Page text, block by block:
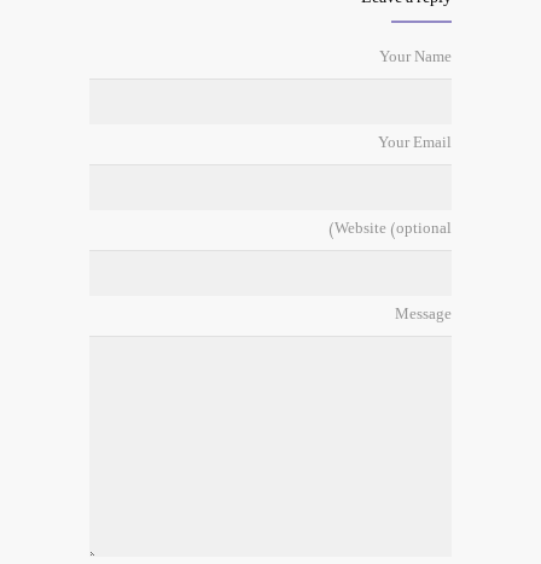
Your Name
Your Email
Website (optional)
Message